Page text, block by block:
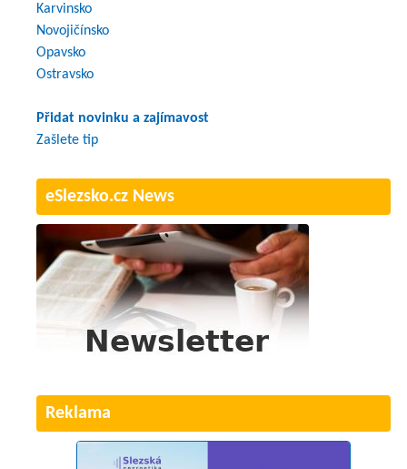
Karvinsko
Novojičínsko
Opavsko
Ostravsko
Přidat novinku a zajímavost
Zašlete tip
eSlezsko.cz News
Reklama